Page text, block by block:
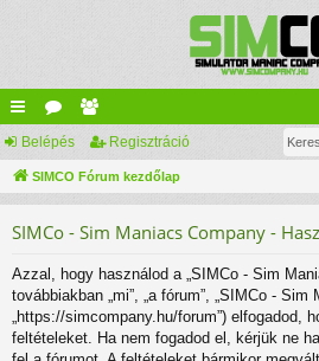
yo
rs
k
ór
u
ag
lis
Belépés Regisztráció
SIMCO Fórum kezdőlap
SIMCo - Sim Maniacs Company -
Azzal, hogy használod a „SIMCo - Sim
továbbiakban „mi”, „a fórum”, „SIMCo - Sim
„https://simcompany.hu/forum”) elfogadod,
feltételeket. Ha nem fogadod el, kérjük ne